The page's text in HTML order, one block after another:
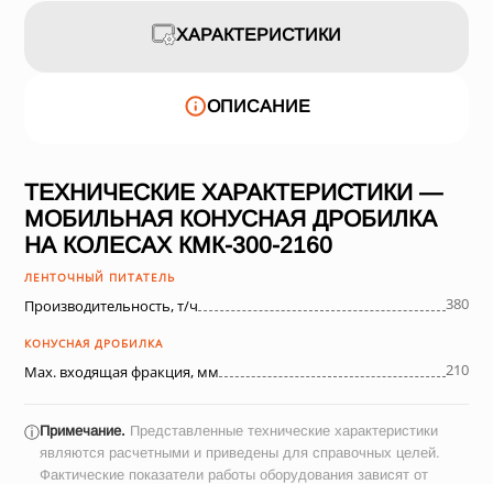
ХАРАКТЕРИСТИКИ
ОПИСАНИЕ
ТЕХНИЧЕСКИЕ ХАРАКТЕРИСТИКИ —
МОБИЛЬНАЯ КОНУСНАЯ ДРОБИЛКА
НА КОЛЕСАХ КМК-300-2160
ЛЕНТОЧНЫЙ ПИТАТЕЛЬ
Производительность, т/ч 380
КОНУСНАЯ ДРОБИЛКА
Max. входящая фракция, мм 210
ⓘПримечание. Представленные технические характеристики
являются расчетными и приведены для справочных целей.
Фактические показатели работы оборудования зависят от